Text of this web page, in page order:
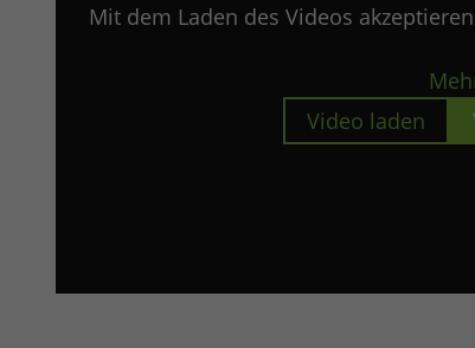
Mit dem Laden des Videos
Video laden